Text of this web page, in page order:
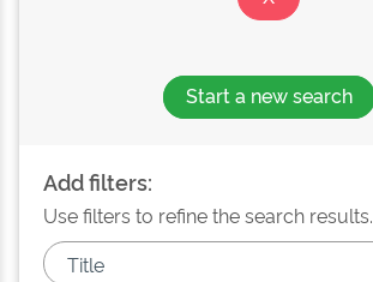
Start a new search
Add filters:
Use filters to refine the search results.